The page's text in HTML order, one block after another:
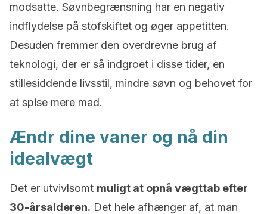
modsatte. Søvnbegrænsning har en negativ
indflydelse på stofskiftet og øger appetitten.
Desuden fremmer den overdrevne brug af
teknologi, der er så indgroet i disse tider, en
stillesiddende livsstil, mindre søvn og behovet for
at spise mere mad.
Ændr dine vaner og nå din
idealvægt
Det er utvivlsomt muligt at opnå vægttab efter
30-årsalderen. Det hele afhænger af, at man